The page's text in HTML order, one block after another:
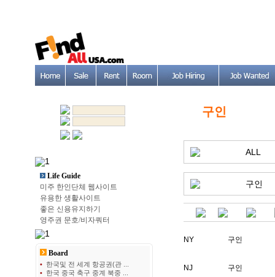
Life Guide
미주 한인단체 웹사이트
유용한 생활사이트
좋은 신용유지하기
영주권 문호/비자쿼터
Board
• 한국및 전 세계 항공권(관 ...
• 한국 중국 축구 중계 북중 ...
구인
ALL
구인
NY 구인
NJ 구인